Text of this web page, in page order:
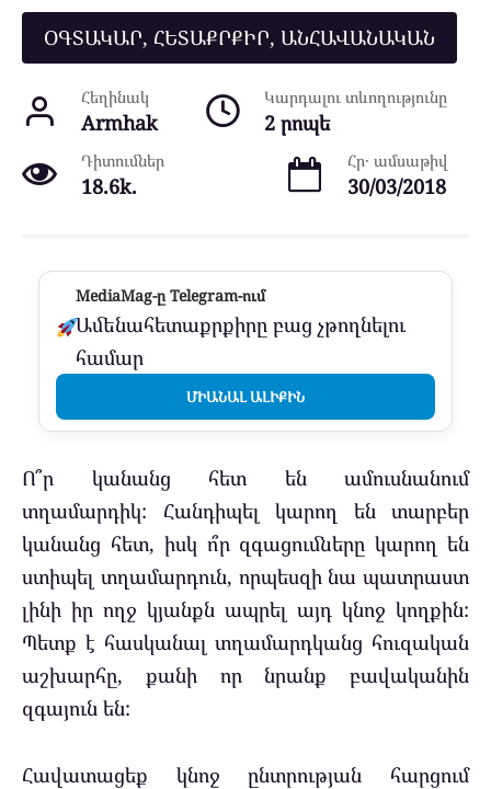
ՕԳՏԱԿԱՐ, ՀԵՏԱՔՐՔԻՐ, ԱՆՀԱՎԱՆԱԿԱՆ
Հեղինակ
Armhak
Կարդալու տևողությունը
2 րոպե
Դիտումներ
18.6k.
Հր․ ամսաթիվ
30/03/2018
MediaMag-ը Telegram-ում
Ամենահետաքրքիրը բաց չթողնելու
համար
ՄԻԱՆԱԼ ԱԼԻՔԻՆ
Ո՞ր կանանց հետ են ամուսնանում
տղամարդիկ: Հանդիպել կարող են տարբեր
կանանց հետ, իսկ ո՞ր զգացումները կարող են
ստիպել տղամարդուն, որպեսզի նա պատրաստ
լինի իր ողջ կյանքն ապրել այդ կնոջ կողքին:
Պետք է հասկանալ տղամարդկանց հուզական
աշխարհը, քանի որ նրանք բավականին
զգայուն են:
Հավատացեք կնոջ ընտրության հարցում